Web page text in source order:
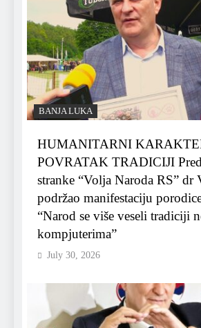
BANJA LUKA
HUMANITARNI
POVRATAK TRADICIJI
stranke “Volja Naroda RS”
podržao manifestaciju
“Narod se više veseli tradiciji
kompjuterima”
July 30, 2026